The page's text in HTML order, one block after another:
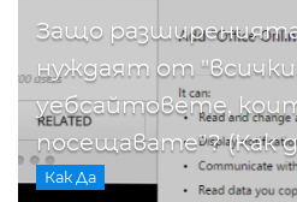
Защо разширенията
нуждаят от
уебсайтовете,
посещавате"? (Как
Как Да